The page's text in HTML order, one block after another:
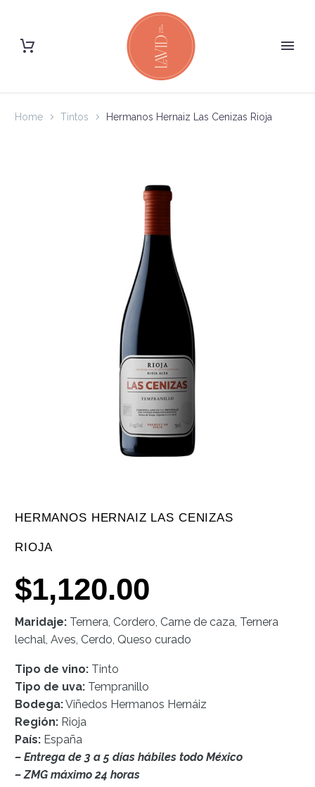
Home Tintos Hermanos Hernaiz Las Cenizas Rioja
HERMANOS HERNAIZ LAS CENIZAS
RIOJA
$1,120.00
Maridaje: Ternera, Cordero, Carne de caza, Ternera
lechal, Aves, Cerdo, Queso curado
Tipo de vino: Tinto
Tipo de uva: Tempranillo
Bodega:Viñedos Hermanos Hernáiz
Región: Rioja
País: España
– Entrega de 3 a 5 días hábiles todo México
– ZMG máximo 24 horas